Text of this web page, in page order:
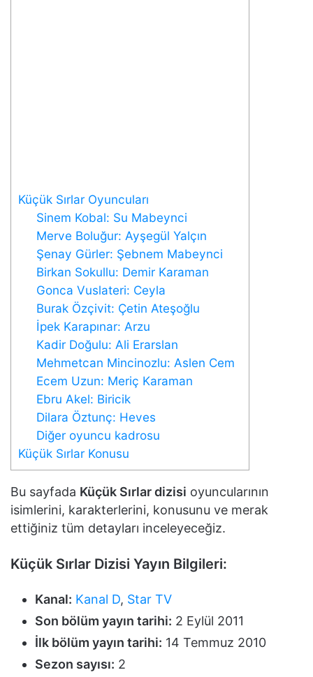
Küçük Sırlar Oyuncuları
Sinem Kobal: Su Mabeynci
Merve Boluğur: Ayşegül Yalçın
Şenay Gürler: Şebnem Mabeynci
Birkan Sokullu: Demir Karaman
Gonca Vuslateri: Ceyla
Burak Özçivit: Çetin Ateşoğlu
İpek Karapınar: Arzu
Kadir Doğulu: Ali Erarslan
Mehmetcan Mincinozlu: Aslen Cem
Ecem Uzun: Meriç Karaman
Ebru Akel: Biricik
Dilara Öztunç: Heves
Diğer oyuncu kadrosu
Küçük Sırlar Konusu
Bu sayfada Küçük Sırlar dizisi oyuncularının
isimlerini, karakterlerini, konusunu ve merak
ettiğiniz tüm detayları inceleyeceğiz.
Küçük Sırlar Dizisi Yayın Bilgileri:
Kanal: Kanal D, Star TV
Son bölüm yayın tarihi: 2 Eylül 2011
İlk bölüm yayın tarihi: 14 Temmuz 2010
Sezon sayısı: 2